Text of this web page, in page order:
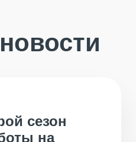
сезон
на